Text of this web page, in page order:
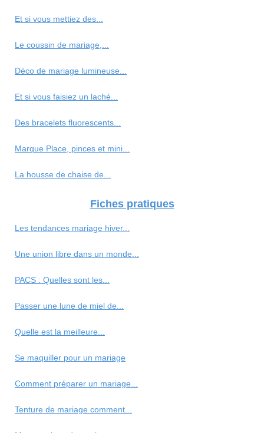
Et si vous mettiez des...
Le coussin de mariage,...
Déco de mariage lumineuse...
Et si vous faisiez un laché...
Des bracelets fluorescents...
Marque Place, pinces et mini...
La housse de chaise de...
Fiches pratiques
Les tendances mariage hiver...
Une union libre dans un monde...
PACS : Quelles sont les...
Passer une lune de miel de...
Quelle est la meilleure...
Se maquiller pour un mariage
Comment préparer un mariage...
Tenture de mariage comment...